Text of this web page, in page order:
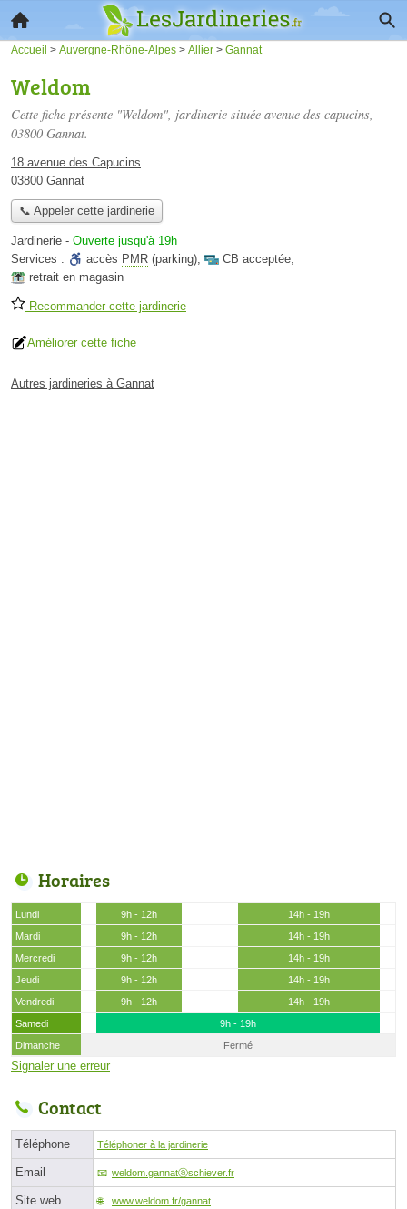
Accueil > Auvergne-Rhône-Alpes > Allier > Gannat
Weldom
Cette fiche présente "Weldom", jardinerie située avenue des capucins,
03800 Gannat.
18 avenue des Capucins
03800 Gannat
📞 Appeler cette jardinerie
Jardinerie - Ouverte jusqu'à 19h
Services :
accès PMR (parking), CB acceptée,
retrait en magasin
Recommander cette jardinerie
Améliorer cette fiche
Autres jardineries à Gannat
Horaires
Lundi 9h - 12h
14h - 19h
Mardi
9h - 12h
14h - 19h
Mercredi
9h - 12h
14h - 19h
Jeudi
9h - 12h
14h - 19h
Vendredi
9h - 12h
14h - 19h
Samedi
9h - 19h
Dimanche
Fermé
Signaler une erreur
Contact
Téléphone Téléphoner à la jardinerie
Email weldom.gannatⓐschiever.fr
Site web www.weldom.fr/gannat